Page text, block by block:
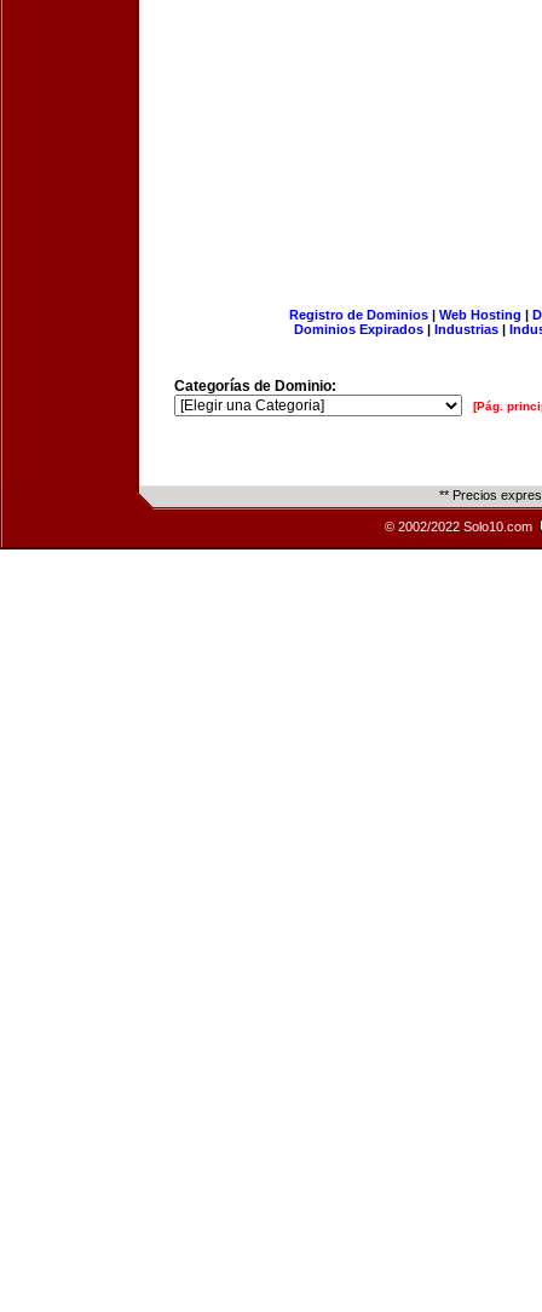
Registro de Dominios| Web Hosting |
Dominios Expirados | Industrias |
Categorías de Dominio:
[Pág.
** Precios
© 2002/2022 Solo10.com